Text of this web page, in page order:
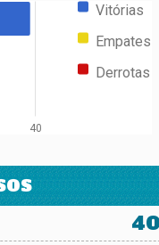
Vitórias
Empates
Derrotas
40